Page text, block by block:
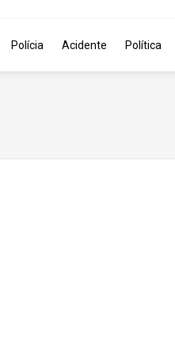
Polícia Acidente Política